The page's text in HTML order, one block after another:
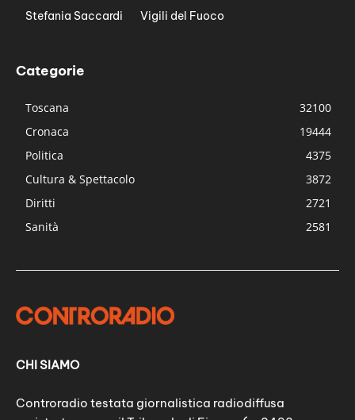
Stefania Saccardi
Vigili del Fuoco
Categorie
Toscana
32100
Cronaca
19444
Politica
4375
Cultura & Spettacolo
3872
Diritti
2721
Sanità
2581
CHI SIAMO
Controradio testata giornalistica radiodiffusa